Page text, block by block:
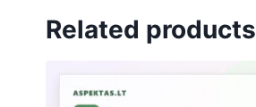
Related products